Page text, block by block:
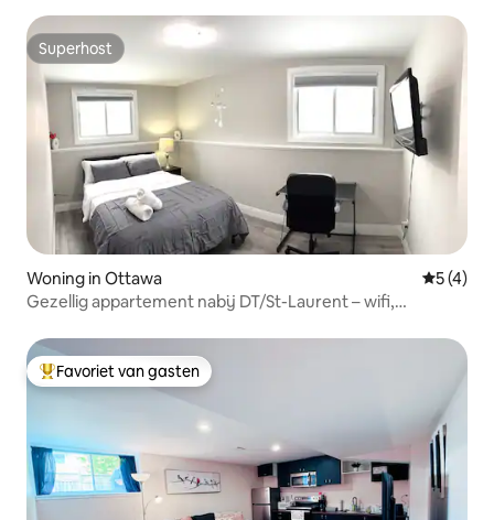
Superhost
Superhost
Woning in Ottawa
5 (4)
Gezellig appartement nabij DT/St-Laurent – wifi,
Topfavoriet van gasten
Favoriet van gasten